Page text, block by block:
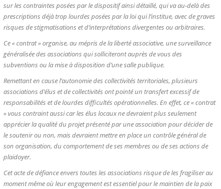
sur les contraintes posées par le dispositif ainsi détaillé, qui va au-delà des
prescriptions déjà trop lourdes posées par la loi qui l’institue, avec de graves
risques de stigmatisations et d’interprétations divergentes ou arbitraires.
Ce « contrat » organise, au mépris de la liberté associative, une surveillance
généralisée des associations qui solliciteront auprès de vous des
subventions ou la mise à disposition d’une salle publique.
Remettant en cause l’autonomie des collectivités territoriales, plusieurs
associations d’élus et de collectivités ont pointé un transfert excessif de
responsabilités et de lourdes difficultés opérationnelles. En effet, ce « contrat
» vous contraint aussi car les élus locaux ne devraient plus seulement
apprécier la qualité du projet présenté par une association pour décider de
le soutenir ou non, mais devraient mettre en place un contrôle général de
son organisation, du comportement de ses membres ou de ses actions de
plaidoyer.
Cet acte de défiance envers toutes les associations risque de les fragiliser au
moment même où leur engagement est essentiel pour le maintien de la paix